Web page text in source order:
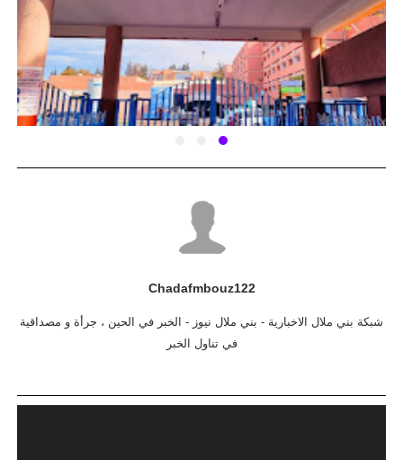
Chadafmbouz122
شبكة بني ملال الاخبارية - بني ملال نيوز - الخبر في الحين ، جرأة و مصداقية
في تناول الخبر